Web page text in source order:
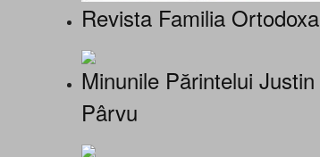
Revista Familia Ortodoxa
Minunile Părintelui Justin
Pârvu